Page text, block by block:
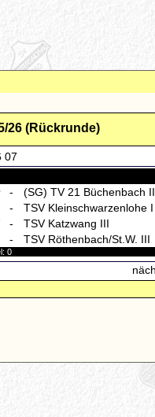
26 (Rückrunde)
07
- (SG) TV 21 Büchenbach
- TSV Kleinschwarzenlohe I
- TSV Katzwang III
- TSV Röthenbach/St.W. III
0